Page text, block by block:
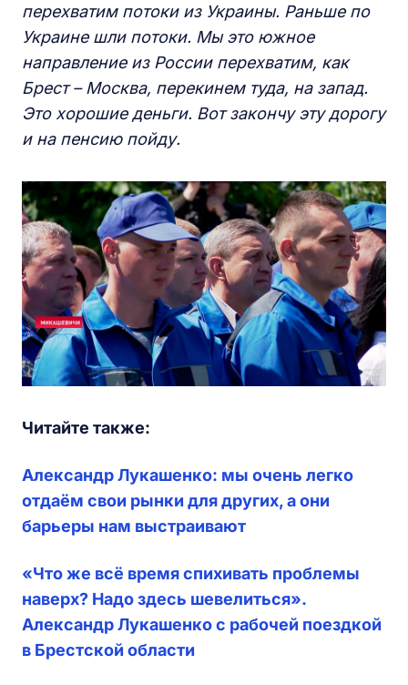
перехватим потоки из Украины. Раньше по
Украине шли потоки. Мы это южное
направление из России перехватим, как
Брест – Москва, перекинем туда, на запад.
Это хорошие деньги. Вот закончу эту дорогу
и на пенсию пойду.
Читайте также:
Александр Лукашенко: мы очень легко
отдаём свои рынки для других, а они
барьеры нам выстраивают
«Что же всё время спихивать проблемы
наверх? Надо здесь шевелиться».
Александр Лукашенко с рабочей поездкой
в Брестской области